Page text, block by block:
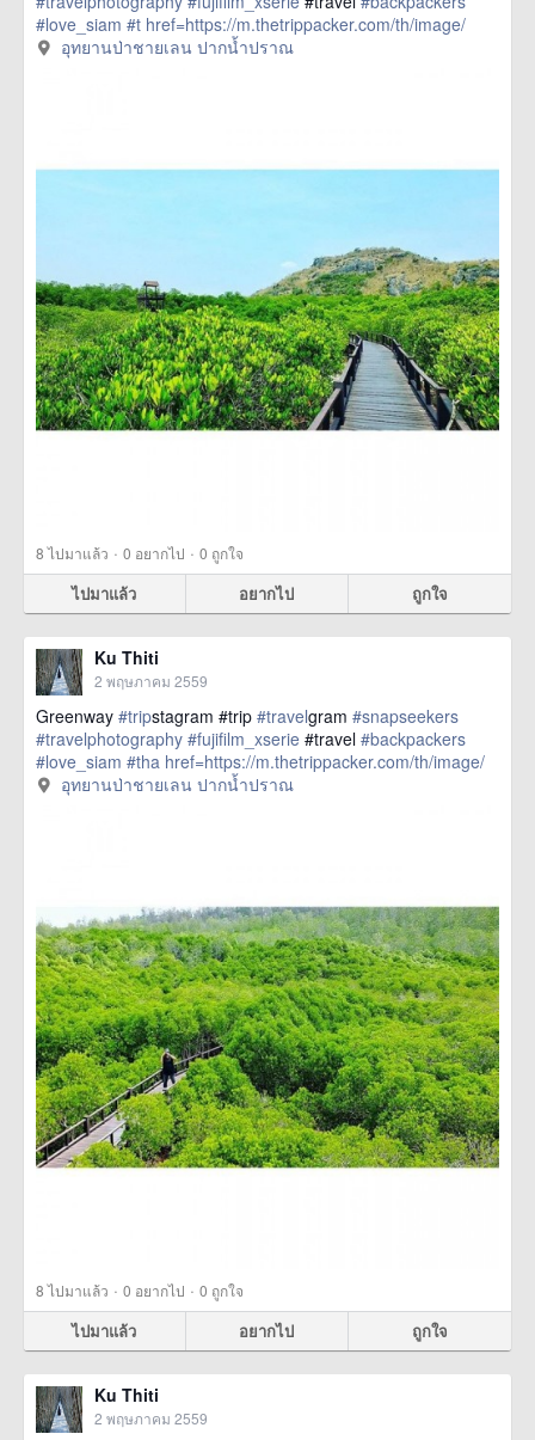
#love_siam #t href=https://m.thetrippacker.com/th/image/
อุทยานป่าชายเลนปากน้ำปราณ/193883> more
อุทยานป่าชายเลน ปากน้ำปราณ
8ไปมาแล้ว · 0 อยากไป · 0 ถูกใจ
ไปมาแล้ว อยากไป ถูกใจ
Ku Thiti
2 พฤษภาคม 2559
Greenway #tripstagram #trip #travelgram #snapseekers
#travelphotography #fujifilm_xserie #travel #backpackers
#love_siam #tha href=https://m.thetrippacker.com/th/image/
อุทยานป่าชายเลนปากน้ำปราณ/193882> more
อุทยานป่าชายเลน ปากน้ำปราณ
8ไปมาแล้ว · 0 อยากไป · 0 ถูกใจ
ไปมาแล้ว อยากไป ถูกใจ
Ku Thiti
2 พฤษภาคม 2559